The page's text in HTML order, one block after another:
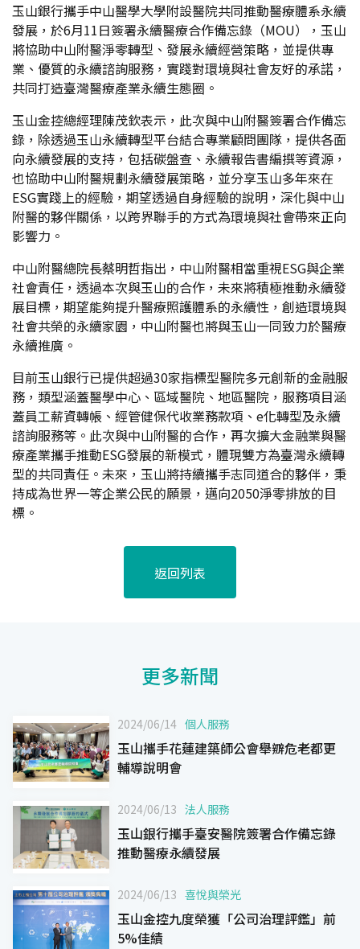
玉山銀行攜手中山醫學大學附設醫院共同推動醫療體系永續
發展，於6月11日簽署永續醫療合作備忘錄（MOU），玉山
將協助中山附醫淨零轉型、發展永續經營策略，並提供專
業、優質的永續諮詢服務，實踐對環境與社會友好的承諾，
共同打造臺灣醫療產業永續生態圈。
玉山金控總經理陳茂欽表示，此次與中山附醫簽署合作備忘
錄，除透過玉山永續轉型平台結合專業顧問團隊，提供各面
向永續發展的支持，包括碳盤查、永續報告書編撰等資源，
也協助中山附醫規劃永續發展策略，並分享玉山多年來在
ESG實踐上的經驗，期望透過自身經驗的說明，深化與中山
附醫的夥伴關係，以跨界聯手的方式為環境與社會帶來正向
影響力。
中山附醫總院長蔡明哲指出，中山附醫相當重視ESG與企業
社會責任，透過本次與玉山的合作，未來將積極推動永續發
展目標，期望能夠提升醫療照護體系的永續性，創造環境與
社會共榮的永續家園，中山附醫也將與玉山一同致力於醫療
永續推廣。
目前玉山銀行已提供超過30家指標型醫院多元創新的金融服
務，類型涵蓋醫學中心、區域醫院、地區醫院，服務項目涵
蓋員工薪資轉帳、經管健保代收業務款項、e化轉型及永續
諮詢服務等。此次與中山附醫的合作，再次擴大金融業與醫
療產業攜手推動ESG發展的新模式，體現雙方為臺灣永續轉
型的共同責任。未來，玉山將持續攜手志同道合的夥伴，秉
持成為世界一等企業公民的願景，邁向2050淨零排放的目
標。
返回列表
更多新聞
2024/06/14 個人服務
玉山攜手花蓮建築師公會舉辧危老都更
輔導說明會
2024/06/13 法人服務
玉山銀行攜手臺安醫院簽署合作備忘錄
推動醫療永續發展
2024/06/13 喜悅與榮光
玉山金控九度榮獲「公司治理評鑑」前
5%佳績